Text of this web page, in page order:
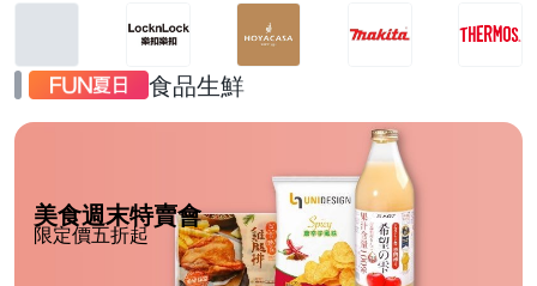
食品生鮮
美食週末特賣會
限定價五折起